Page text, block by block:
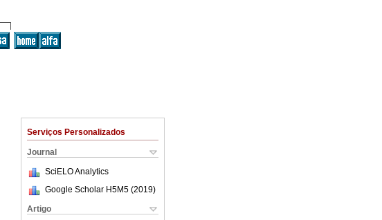
Serviços Personalizados
Journal
SciELO Analytics
Google Scholar H5M5 (2019)
Artigo